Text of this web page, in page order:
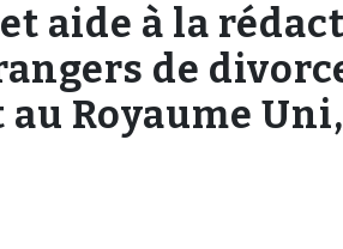
aide à la
de
au Royaume